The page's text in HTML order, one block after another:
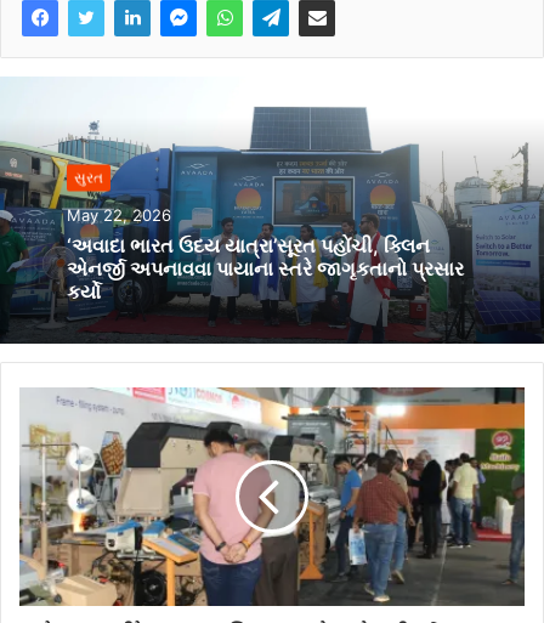
સુરત
May 22, 2026
‘અવાદા ભારત ઉદય યાત્રા’સૂરત પહોંચી, ક્લિન
એનર્જી અપનાવવા પાયાના સ્તરે જાગૃકતાનો પ્રસાર
કર્યો